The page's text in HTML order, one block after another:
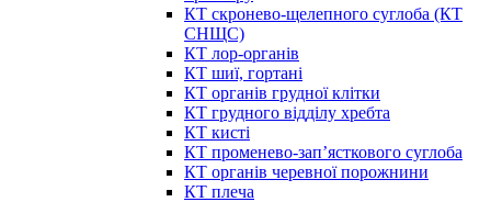
КТ скронево-щелепного суглоба (КТ
СНЩС)
КТ лор-органів
КТ шиї, гортані
КТ органів грудної клітки
КТ грудного відділу хребта
КТ кисті
КТ променево-зап’ясткового суглоба
КТ органів черевної порожнини
КТ плеча